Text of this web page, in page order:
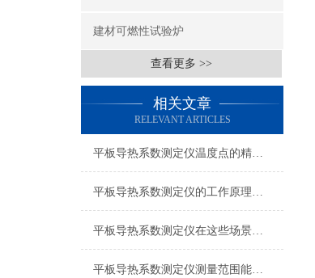
建材可燃性试验炉
查看更多 >>
相关文章
RELEVANT ARTICLES
平板导热系数测定仪温度点的精确设定与影响分析
平板导热系数测定仪的工作原理与应用
平板导热系数测定仪在这些场景发挥了重要作用
平板导热系数测定仪测量范围能有多广？